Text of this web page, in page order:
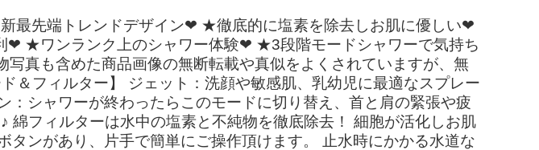
最先端トレンドデザイン❤ ★徹底的に塩素を除去しお肌に優しい❤
★ワンランク上のシャワー体験❤ ★3段階モードシャワーで気持ち
真も含めた商品画像の無断転載や真似をよくされていますが、無
フィルター】 ジェット：洗顔や敏感肌、乳幼児に最適なスプレー
シャワーが終わったらこのモードに切り替え、首と肩の緊張や疲
フィルターは水中の塩素と不純物を徹底除去！ 細胞が活化しお肌
ンがあり、片手で簡単にご操作頂けます。 止水時にかかる水道な